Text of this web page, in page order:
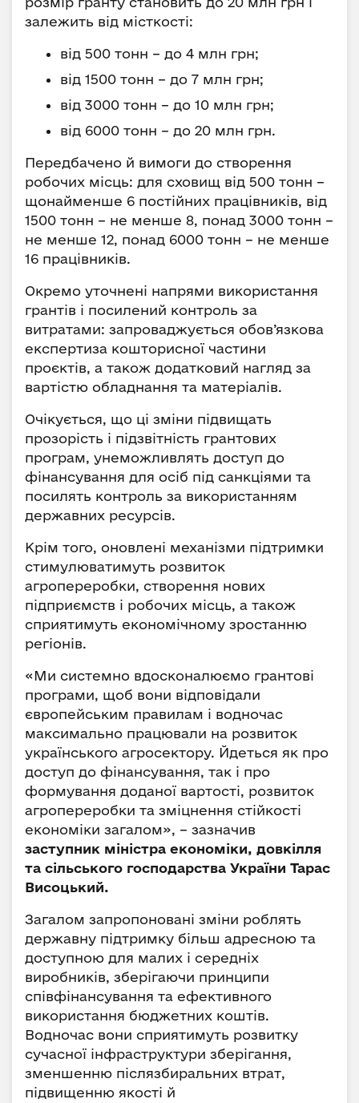
залежить від місткості:
від 500 тонн – до 4 млн грн;
від 1500 тонн – до 7 млн грн;
від 3000 тонн – до 10 млн грн;
від 6000 тонн – до 20 млн грн.
Передбачено й вимоги до створення
робочих місць: для сховищ від 500 тонн –
щонайменше 6 постійних працівників, від
1500 тонн – не менше 8, понад 3000 тонн –
не менше 12, понад 6000 тонн – не менше
16 працівників.
Окремо уточнені напрями використання
грантів і посилений контроль за
витратами: запроваджується обов’язкова
експертиза кошторисної частини
проєктів, а також додатковий нагляд за
вартістю обладнання та матеріалів.
Очікується, що ці зміни підвищать
прозорість і підзвітність грантових
програм, унеможливлять доступ до
фінансування для осіб під санкціями та
посилять контроль за використанням
державних ресурсів.
Крім того, оновлені механізми підтримки
стимулюватимуть розвиток
агропереробки, створення нових
підприємств і робочих місць, а також
сприятимуть економічному зростанню
регіонів.
«Ми системно вдосконалюємо грантові
програми, щоб вони відповідали
європейським правилам і водночас
максимально працювали на розвиток
українського агросектору. Йдеться як про
доступ до фінансування, так і про
формування доданої вартості, розвиток
агропереробки та зміцнення стійкості
економіки загалом», – зазначив
заступник міністра економіки, довкілля
та сільського господарства України Тарас
Висоцький.
Загалом запропоновані зміни роблять
державну підтримку більш адресною та
доступною для малих і середніх
виробників, зберігаючи принципи
співфінансування та ефективного
використання бюджетних коштів.
Водночас вони сприятимуть розвитку
сучасної інфраструктури зберігання,
зменшенню післязбиральних втрат,
підвищенню якості й